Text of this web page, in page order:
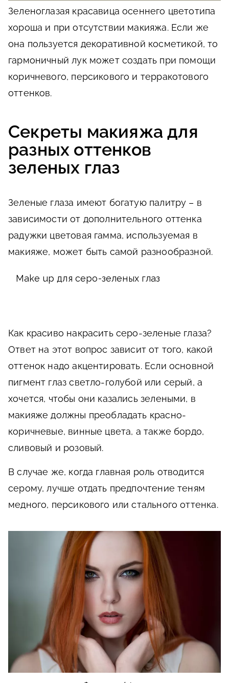
Зеленоглазая красавица осеннего цветотипа
хороша и при отсутствии макияжа. Если же
она пользуется декоративной косметикой, то
гармоничный лук может создать при помощи
коричневого, персикового и терракотового
оттенков.
Секреты макияжа для
разных оттенков
зеленых глаз
Зеленые глаза имеют богатую палитру – в
зависимости от дополнительного оттенка
радужки цветовая гамма, используемая в
макияже, может быть самой разнообразной.
Make up для серо-зеленых глаз
Как красиво накрасить серо-зеленые глаза?
Ответ на этот вопрос зависит от того, какой
оттенок надо акцентировать. Если основной
пигмент глаз светло-голубой или серый, а
хочется, чтобы они казались зелеными, в
макияже должны преобладать красно-
коричневые, винные цвета, а также бордо,
сливовый и розовый.
В случае же, когда главная роль отводится
серому, лучше отдать предпочтение теням
медного, персикового или стального оттенка.